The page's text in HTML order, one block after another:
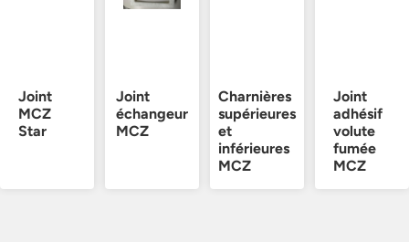
Joint
MCZ
Star
Joint
échangeur
MCZ
Charnières
supérieures
et
inférieures
MCZ
Joint
adhésif
volute
fumée
MCZ